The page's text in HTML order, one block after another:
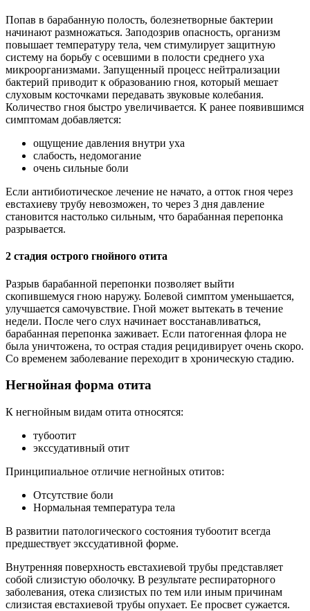
Попав в барабанную полость, болезнетворные бактерии
начинают размножаться. Заподозрив опасность, организм
повышает температуру тела, чем стимулирует защитную
систему на борьбу с осевшими в полости среднего уха
микроорганизмами. Запущенный процесс нейтрализации
бактерий приводит к образованию гноя, который мешает
слуховым косточками передавать звуковые колебания.
Количество гноя быстро увеличивается. К ранее появившимся
симптомам добавляется:
ощущение давления внутри уха
слабость, недомогание
очень сильные боли
Если антибиотическое лечение не начато, а отток гноя через
евстахиеву трубу невозможен, то через 3 дня давление
становится настолько сильным, что барабанная перепонка
разрывается.
2 стадия острого гнойного отита
Разрыв барабанной перепонки позволяет выйти
скопившемуся гною наружу. Болевой симптом уменьшается,
улучшается самочувствие. Гной может вытекать в течение
недели. После чего слух начинает восстанавливаться,
барабанная перепонка заживает. Если патогенная флора не
была уничтожена, то острая стадия рецидивирует очень скоро.
Со временем заболевание переходит в хроническую стадию.
Негнойная форма отита
К негнойным видам отита относятся:
тубоотит
экссудативный отит
Принципиальное отличие негнойных отитов:
Отсутствие боли
Нормальная температура тела
В развитии патологического состояния тубоотит всегда
предшествует экссудативной форме.
Внутренняя поверхность евстахиевой трубы представляет
собой слизистую оболочку. В результате респираторного
заболевания, отека слизистых по тем или иным причинам
слизистая евстахиевой трубы опухает. Ее просвет сужается.